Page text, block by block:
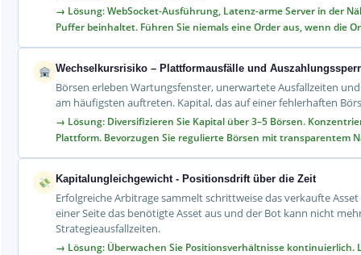
→ Lösung: WebSocket-Ausführung, Latenz-arme Server in der
Puffer beinhaltet. Führen Sie niemals eine Order aus, wenn die
Wechselkursrisiko – Plattformausfälle und
Börsen erleben Wartungsfenster, unerwartete Ausfallzeiten
am häufigsten auftreten. Kapital, das auf einer fehlerhaften
→ Lösung: Diversifizieren Sie Kapital über 3–5 Börsen.
Plattform. Bevorzugen Sie regulierte Börsen mit transparentem
Kapitalungleichgewicht - Positionsdrift über die Zeit
Erfolgreiche Arbitrage sammelt schrittweise das verkaufte
einer Seite das benötigte Asset aus und der Bot kann nicht
Strategieausfallzeiten.
→ Lösung: Überwachen Sie Positionsverhältnisse kontinuierlich.